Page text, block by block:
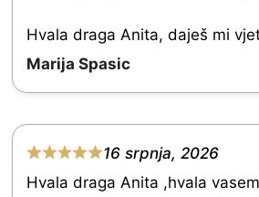
f
5
e
d
5
.
0
o
Hvala draga Anita, daješ mi
Marija Spasic
16 srpnja, 2026
Hvala draga Anita ,hvala